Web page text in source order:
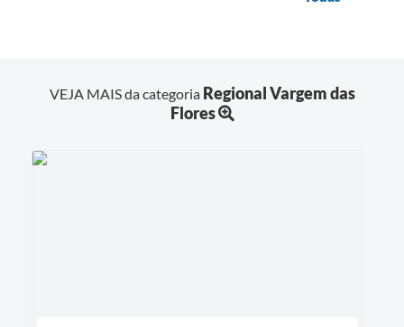
VEJA MAIS da categoria Regional Vargem das
Flores